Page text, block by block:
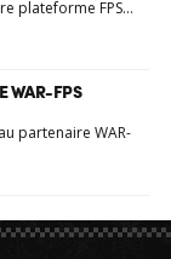
plateforme FPS…
WAR-FPS
partenaire WAR-